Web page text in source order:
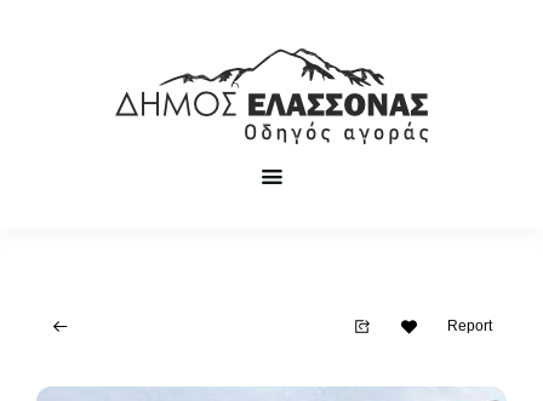
Report